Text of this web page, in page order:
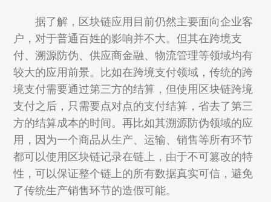
据了解，区块链应用目前仍然主要面向企业客
户，对于普通百姓的影响并不大。但其在跨境支
付、溯源防伪、供应商金融、物流管理等领域均有
较大的应用前景。比如在跨境支付领域，传统的跨
境支付需要通过第三方的结算，但使用区块链跨境
支付之后，只需要点对点的支付结算，省去了第三
方的结算成本的时间。再比如其溯源防伪领域的应
用，因为一个商品从生产、运输、销售等所有环节
都可以使用区块链记录在链上，由于不可篡改的特
性，可以保证整个链上的所有数据真实可信，避免
了传统生产销售环节的造假可能。